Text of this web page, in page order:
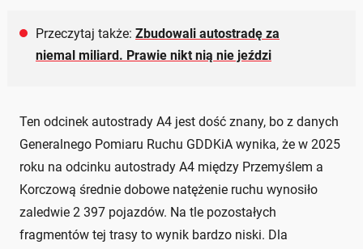
Przeczytaj także: Zbudowali autostradę za
niemal miliard. Prawie nikt nią nie jeździ
Ten odcinek autostrady A4 jest dość znany, bo z danych
Generalnego Pomiaru Ruchu GDDKiA wynika, że w 2025
roku na odcinku autostrady A4 między Przemyślem a
Korczową średnie dobowe natężenie ruchu wynosiło
zaledwie 2 397 pojazdów. Na tle pozostałych
fragmentów tej trasy to wynik bardzo niski. Dla